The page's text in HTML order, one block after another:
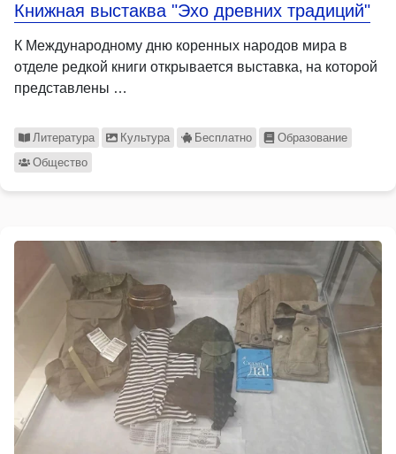
Книжная выстаква "Эхо древних традиций"
К Международному дню коренных народов мира в
отделе редкой книги открывается выставка, на которой
представлены …
Литература Культура Бесплатно
Образование
Общество